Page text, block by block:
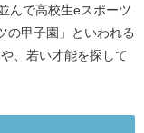
んで高校生eスポーツ
の甲子園」といわれる
、若い才能を探して